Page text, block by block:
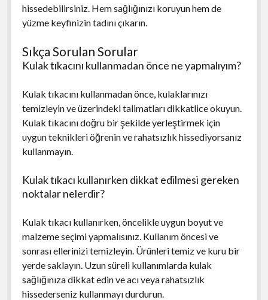
hissedebilirsiniz. Hem sağlığınızı koruyun hem de
yüzme keyfinizin tadını çıkarın.
Sıkça Sorulan Sorular
Kulak tıkacını kullanmadan önce ne yapmalıyım?
Kulak tıkacını kullanmadan önce, kulaklarınızı
temizleyin ve üzerindeki talimatları dikkatlice okuyun.
Kulak tıkacını doğru bir şekilde yerleştirmek için
uygun teknikleri öğrenin ve rahatsızlık hissediyorsanız
kullanmayın.
Kulak tıkacı kullanırken dikkat edilmesi gereken
noktalar nelerdir?
Kulak tıkacı kullanırken, öncelikle uygun boyut ve
malzeme seçimi yapmalısınız. Kullanım öncesi ve
sonrası ellerinizi temizleyin. Ürünleri temiz ve kuru bir
yerde saklayın. Uzun süreli kullanımlarda kulak
sağlığınıza dikkat edin ve acı veya rahatsızlık
hissederseniz kullanmayı durdurun.